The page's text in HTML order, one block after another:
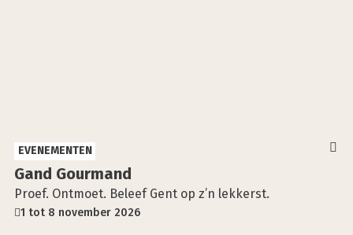
Gand Gour­mand
Proef. Ontmoet. Beleef Gent op z’n lekkerst.
1 tot 8 november 2026
EVENEMENTEN